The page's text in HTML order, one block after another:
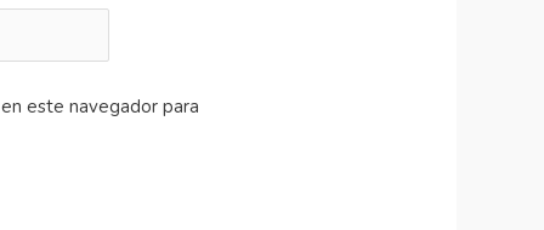
este navegador para